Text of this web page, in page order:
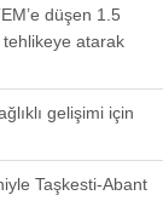
düşen 1.5
tehlikeye atarak
gelişimi için
Taşkesti-Abant